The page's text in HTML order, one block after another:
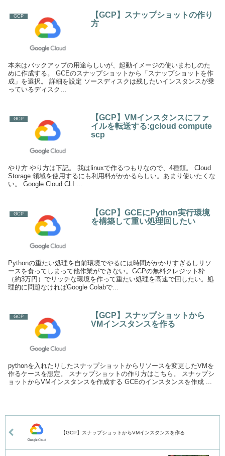
GCP
【GCP】スナップショットの作り
方
本来はバックアップの用途らしいが、起動イメージの使いまわしのた
めに作成する。 GCEのスナップショットから「スナップショットを作
成」を選択。 詳細を設定 ソースディスクは残したいインスタンスが乗
っているディスク...
GCP
【GCP】VMインスタンスにファ
イルを転送する:gcloud compute
scp
やり方 やり方は下記。 我はlinuxで作るつもりなので、4種類。 Cloud
Storage 領域を使用するにも利用料がかかるらしい。あまり使いたくな
い。 Google Cloud CLI ...
GCP
【GCP】GCEにPython実行環境
を構築して重い処理回したい
Pythonの重たい処理を自前環境でやるには時間がかかりすぎるしリソ
ースを食ってしまって他作業ができない。GCPの無料クレジット枠
（約3万円）でリッチな環境を作って重たい処理を高速で回したい。処
理的に問題なければGoogle Colabで...
GCP
【GCP】スナップショットから
VMインスタンスを作る
pythonを入れたりしたスナップショットからリソースを変更したVMを
作るケースを想定。 スナップショットの作り方はこちら。 スナップシ
ョットからVMインスタンスを作成する GCEのインスタンスを作成 ...
【GCP】スナップショットからVMインスタンスを作る